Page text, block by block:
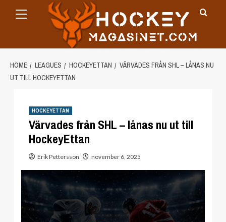
Menu
HOME LEAGUES HOCKEYETTAN
VÄRVADES FRÅN SHL – LÅNAS NU
UT TILL HOCKEYETTAN
HOCKEYETTAN
Värvades från SHL – lånas nu ut till
HockeyEttan
Erik Pettersson november 6, 2025